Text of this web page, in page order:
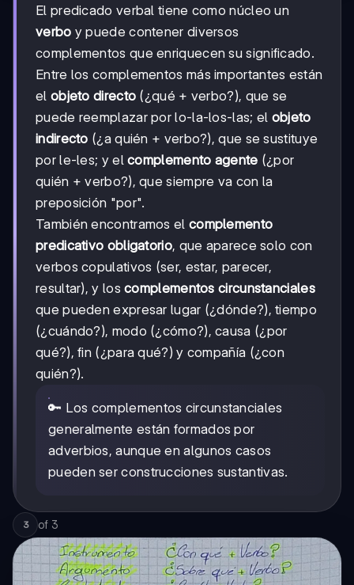
El predicado verbal tiene como núcleo un
verbo y puede contener diversos
complementos que enriquecen su significado.
Entre los complementos más importantes están
el objeto directo (¿qué + verbo?), que se
puede reemplazar por lo-la-los-las; el objeto
indirecto (¿a quién + verbo?), que se sustituye
por le-les; y elcomplemento agente (¿por
quién + verbo?), que siempre va con la
preposición "por".
También encontramos el complemento
predicativo obligatorio, que aparece solo con
verbos copulativos (ser, estar, parecer,
resultar), y loscomplementos circunstanciales
que pueden expresar lugar (¿dónde?), tiempo
(¿cuándo?), modo (¿cómo?), causa (¿por
qué?), fin (¿para qué?) y compañía (¿con
quién?).
🔑 Los complementos circunstanciales
generalmente están formados por
adverbios, aunque en algunos casos
pueden ser construcciones sustantivas.
3 of 3